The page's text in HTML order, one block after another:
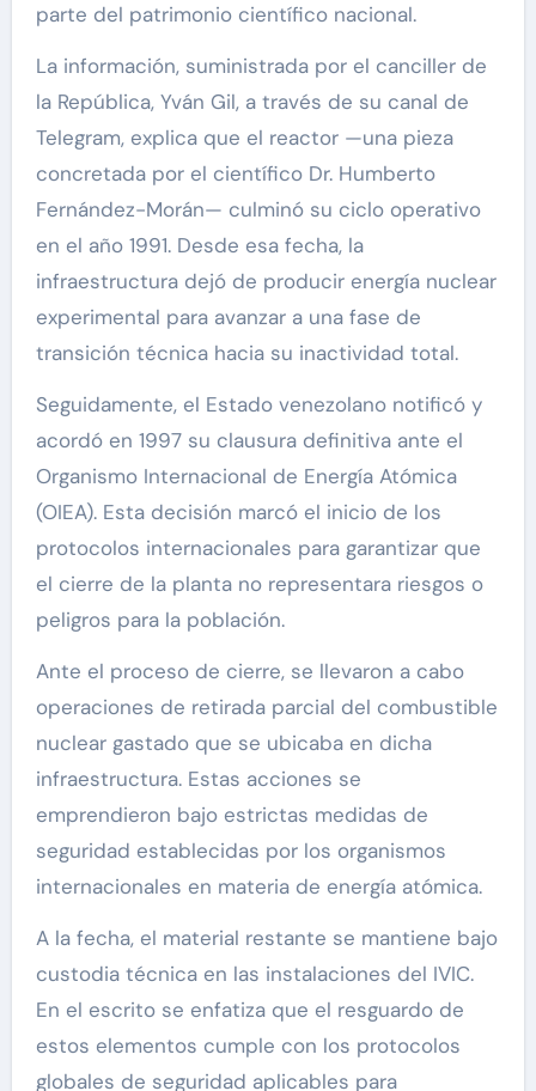
parte del patrimonio científico nacional.
La información, suministrada por el canciller de
la República, Yván Gil, a través de su canal de
Telegram, explica que el reactor —una pieza
concretada por el científico Dr. Humberto
Fernández-Morán— culminó su ciclo operativo
en el año 1991. Desde esa fecha, la
infraestructura dejó de producir energía nuclear
experimental para avanzar a una fase de
transición técnica hacia su inactividad total.
Seguidamente, el Estado venezolano notificó y
acordó en 1997 su clausura definitiva ante el
Organismo Internacional de Energía Atómica
(OIEA). Esta decisión marcó el inicio de los
protocolos internacionales para garantizar que
el cierre de la planta no representara riesgos o
peligros para la población.
Ante el proceso de cierre, se llevaron a cabo
operaciones de retirada parcial del combustible
nuclear gastado que se ubicaba en dicha
infraestructura. Estas acciones se
emprendieron bajo estrictas medidas de
seguridad establecidas por los organismos
internacionales en materia de energía atómica.
A la fecha, el material restante se mantiene bajo
custodia técnica en las instalaciones del IVIC.
En el escrito se enfatiza que el resguardo de
estos elementos cumple con los protocolos
globales de seguridad aplicables para